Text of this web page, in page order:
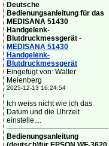
Deutsche
Bedienungsanleitung für das
MEDISANA 51430
Handgelenk-
Blutdruckmessgerät -
MEDISANA 51430
Handgelenk-
Blutdruckmessgerät
Eingefügt von: Walter
Meienberg
2025-12-13 16:24:54
Ich weiss nicht wie ich das
Datum und die Uhrzeit
einstelle....
Bedienungsanleitung